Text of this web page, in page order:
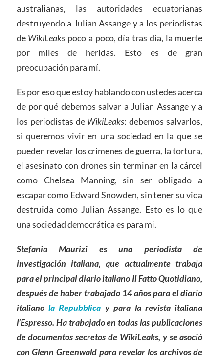
australianas, las autoridades ecuatorianas
destruyendo a Julian Assange y a los periodistas
de WikiLeaks poco a poco, día tras día, la muerte
por miles de heridas. Esto es de gran
preocupación para mí.
Es por eso que estoy hablando con ustedes acerca
de por qué debemos salvar a Julian Assange y a
los periodistas de WikiLeaks: debemos salvarlos,
si queremos vivir en una sociedad en la que se
pueden revelar los crímenes de guerra, la tortura,
el asesinato con drones sin terminar en la cárcel
como Chelsea Manning, sin ser obligado a
escapar como Edward Snowden, sin tener su vida
destruida como Julian Assange. Esto es lo que
una sociedad democrática es para mi.
Stefania Maurizi es una periodista de
investigación italiana, que actualmente trabaja
para el principal diario italiano Il Fatto Quotidiano,
después de haber trabajado 14 años para el diario
italiano la Repubblica y para la revista italiana
l’Espresso. Ha trabajado en todas las publicaciones
de documentos secretos de WikiLeaks, y se asoció
con Glenn Greenwald para revelar los archivos de